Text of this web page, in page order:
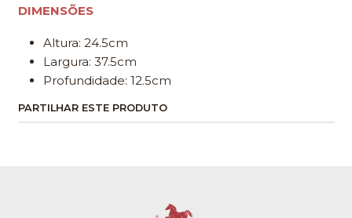
DIMENSÕES
Altura: 24.5cm
Largura: 37.5cm
Profundidade: 12.5cm
PARTILHAR ESTE PRODUTO